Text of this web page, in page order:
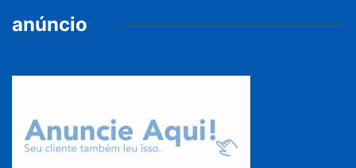
anúncio